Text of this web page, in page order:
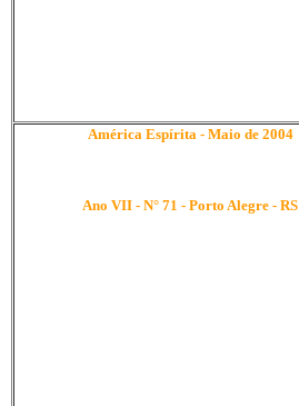
América Espírita - Maio de 2004
Ano VII - N° 71 - Porto Alegre - RS